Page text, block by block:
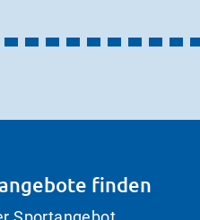
finden